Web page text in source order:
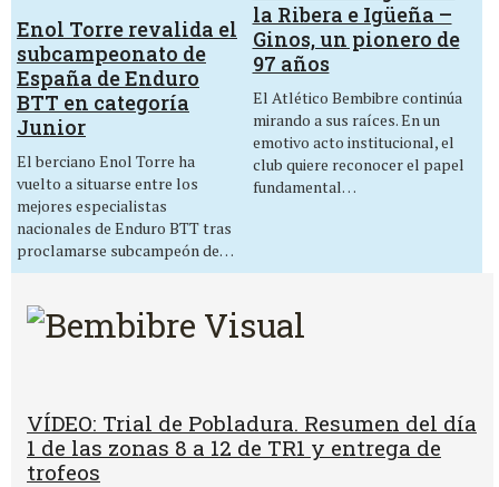
Enol Torre revalida el
subcampeonato de
España de Enduro
BTT en categoría
Junior
El berciano Enol Torre ha
vuelto a situarse entre los
mejores especialistas
nacionales de Enduro BTT tras
proclamarse subcampeón de…
la Ribera e Igüeña –
Ginos, un pionero de
97 años
El Atlético Bembibre continúa
mirando a sus raíces. En un
emotivo acto institucional, el
club quiere reconocer el papel
fundamental…
VÍDEO: Trial de Pobladura. Resumen del día
1 de las zonas 8 a 12 de TR1 y entrega de
trofeos